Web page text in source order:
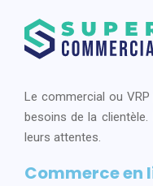
Le commercial ou
besoins de la
leurs attentes.
Commerce en